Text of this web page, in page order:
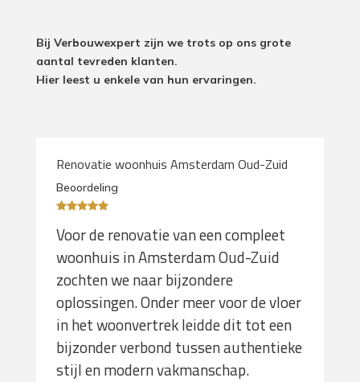
Bij Verbouwexpert zijn we trots op ons grote
aantal tevreden klanten.
Hier leest u enkele van hun ervaringen.
Renovatie woonhuis Amsterdam Oud-Zuid
Beoordeling
Voor de renovatie van een compleet
woonhuis in Amsterdam Oud-Zuid
zochten we naar bijzondere
oplossingen. Onder meer voor de vloer
in het woonvertrek leidde dit tot een
bijzonder verbond tussen authentieke
stijl en modern vakmanschap.